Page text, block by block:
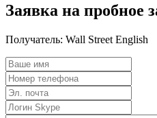
Заявка на пробное
Получатель: Wall Street English